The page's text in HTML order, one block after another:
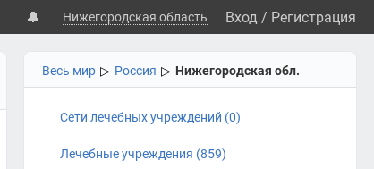
🔔 Нижегородская область Вход / Регистрация
Весь мир ▷ Россия ▷ Нижегородская обл.
Сети лечебных учреждений (0)
Лечебные учреждения (859)